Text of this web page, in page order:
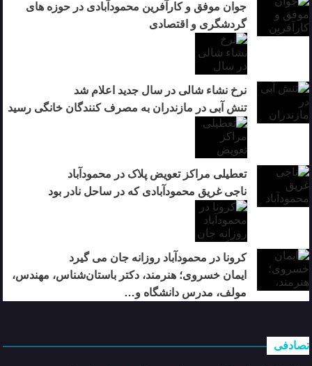
جوان موفق و کارآفرین محمودآبادی در حوزه های
گردشگری و اقتصادی
نرخ نشاء شالی در سال جدید اعلام شد
تنش آبی در مازندران به مصرف كنندگان خانگی رسيد
تعطیلی مراکز تعویض پلاک در محمودآباد
ناجی غریق محمودآبادی که در ساحل نادر بود
کرونا در محمودآباد روزانه جان می گیرد
ایمان خسروی؛ هنرمند، دکتر باستان‌شناس، مهندس،
مولف، مدرس دانشگاه و…
تصادفی